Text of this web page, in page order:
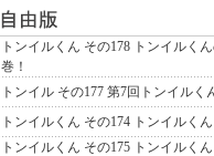
トンイルくん その178 トンイルく
巻！
トンイル その177 第7回トンイルく
トンイルくん その174 トンイルく
トンイルくん その175 トンイルく